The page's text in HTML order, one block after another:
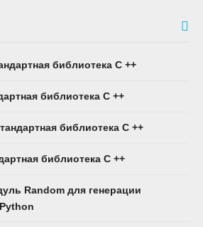
библиотека C ++
библиотека C ++
библиотека C ++
библиотека C ++
Random для генерации